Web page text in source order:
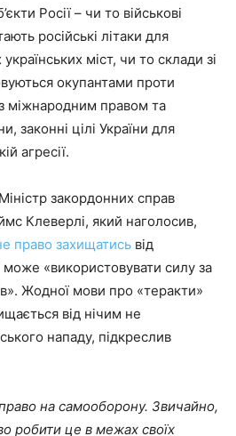
Росії – чи то військові
російські літаки для
міст, чи то склади зі
окупантами проти
з міжнародним правом та
законні цілі України для
агресії.
закордонних справ
Клеверлі, який наголосив,
право захищатись від
може «використовувати силу за
Жодної мови про «теракти»
від нічим не
нападу, підкреслив
на самооборону. Звичайно,
робити це в межах своїх